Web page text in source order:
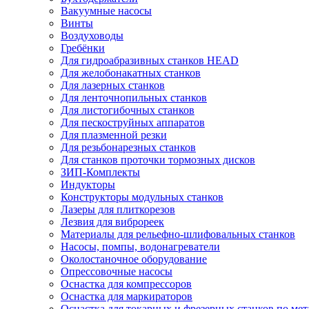
Вакуумные насосы
Винты
Воздуховоды
Гребёнки
Для гидроабразивных станков HEAD
Для желобонакатных станков
Для лазерных станков
Для ленточнопильных станков
Для листогибочных станков
Для пескоструйных аппаратов
Для плазменной резки
Для резьбонарезных станков
Для станков проточки тормозных дисков
ЗИП-Комплекты
Индукторы
Конструкторы модульных станков
Лазеры для плиткорезов
Лезвия для виброреек
Материалы для рельефно-шлифовальных станков
Насосы, помпы, водонагреватели
Околостаночное оборудование
Опрессовочные насосы
Оснастка для компрессоров
Оснастка для маркираторов